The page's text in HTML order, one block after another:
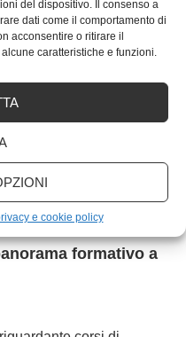
del dispositivo. Il consenso a
dati come il comportamento di
acconsentire o ritirare il
caratteristiche e funzioni.
e cookie policy
formativo a